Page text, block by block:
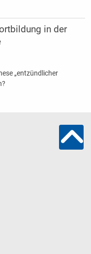
in der
„entzündlicher